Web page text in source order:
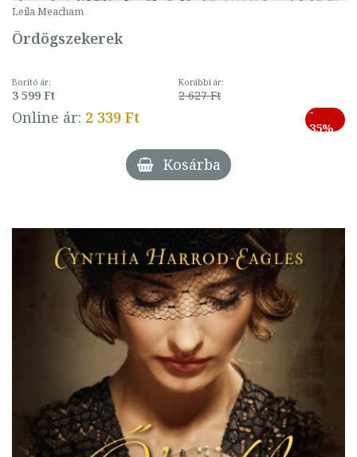
Leila Meacham
Ördögszekerek
Borító ár:
3 599 Ft
Korábbi ár:
2 627 Ft
Online ár: 2 339 Ft
-
35%
Kosárba